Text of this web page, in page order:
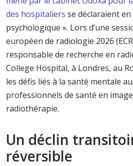
des hospitaliers se déclaraient
psychologique ». Lors d’une
européen de radiologie 2026
responsable de recherche en
College Hospital, à Londres, au
les défis liés à la santé mentale
professionnels de santé en
radiothérapie.
Un déclin
réversible